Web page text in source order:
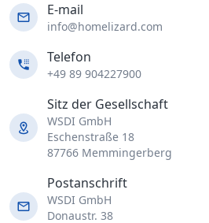
E-mail
info@homelizard.com
Telefon
+49 89 904227900
Sitz der Gesellschaft
WSDI GmbH
Eschenstraße 18
87766 Memmingerberg
Postanschrift
WSDI GmbH
Donaustr. 38